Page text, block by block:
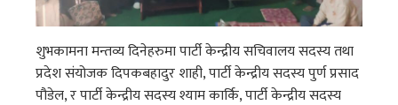
शुभकामना मन्तव्य दिनेहरुमा पार्टी केन्द्रीय सचिवालय सदस्य तथा
प्रदेश संयोजक दिपकबहादुर शाही, पार्टी केन्द्रीय सदस्य पुर्ण प्रसाद
पौडेल, र पार्टी केन्द्रीय सदस्य श्याम कार्कि, पार्टी केन्द्रीय सदस्य